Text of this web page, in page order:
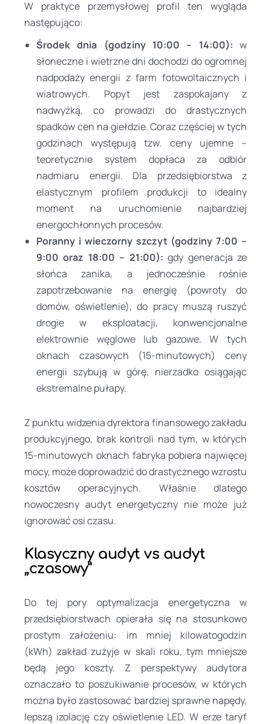
W praktyce przemysłowej profil ten wygląda
następująco:
Środek dnia (godziny 10:00 – 14:00): w
słoneczne i wietrzne dni dochodzi do ogromnej
nadpodaży energii z farm fotowoltaicznych i
wiatrowych. Popyt jest zaspokajany z
nadwyżką, co prowadzi do drastycznych
spadków cen na giełdzie. Coraz częściej w tych
godzinach występują tzw. ceny ujemne –
teoretycznie system dopłaca za odbiór
nadmiaru energii. Dla przedsiębiorstwa z
elastycznym profilem produkcji to idealny
moment na uruchomienie najbardziej
energochłonnych procesów.
Poranny i wieczorny szczyt (godziny 7:00 –
9:00 oraz 18:00 – 21:00): gdy generacja ze
słońca zanika, a jednocześnie rośnie
zapotrzebowanie na energię (powroty do
domów, oświetlenie), do pracy muszą ruszyć
drogie w eksploatacji, konwencjonalne
elektrownie węglowe lub gazowe. W tych
oknach czasowych (15-minutowych) ceny
energii szybują w górę, nierzadko osiągając
ekstremalne pułapy.
Z punktu widzenia dyrektora finansowego zakładu
produkcyjnego, brak kontroli nad tym, w których
15-minutowych oknach fabryka pobiera najwięcej
mocy, może doprowadzić do drastycznego wzrostu
kosztów operacyjnych. Właśnie dlatego
nowoczesny audyt energetyczny nie może już
ignorować osi czasu.
Klasyczny audyt vs audyt
„czasowy”
Do tej pory optymalizacja energetyczna w
przedsiębiorstwach opierała się na stosunkowo
prostym założeniu: im mniej kilowatogodzin
(kWh) zakład zużyje w skali roku, tym mniejsze
będą jego koszty. Z perspektywy audytora
oznaczało to poszukiwanie procesów, w których
można było zastosować bardziej sprawne napędy,
lepszą izolację czy oświetlenie LED. W erze taryf